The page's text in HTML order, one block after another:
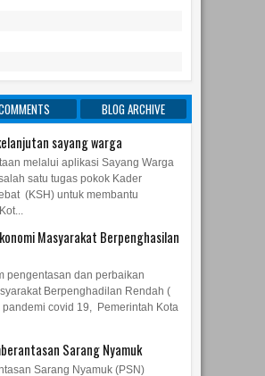
BLOG ARCHIVE
sayang warga
melalui aplikasi Sayang Warga
satu tugas pokok Kader
(KSH) untuk membantu
Masyarakat Berpenghasilan
dan perbaikan
Berpenghadilan Rendah (
pandemi covid 19, Pemerintah Kota
Sarang Nyamuk
Sarang Nyamuk (PSN)